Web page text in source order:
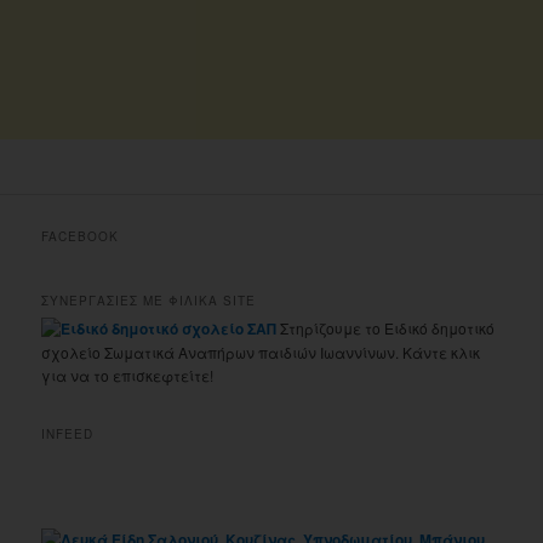
FACEBOOK
ΣΥΝΕΡΓΑΣΙΕΣ ΜΕ ΦΙΛΙΚΑ SITE
Στηρίζουμε το Ειδικό δημοτικό
σχολείο Σωματικά Αναπήρων παιδιών Ιωαννίνων. Κάντε κλικ
για να το επισκεφτείτε!
INFEED